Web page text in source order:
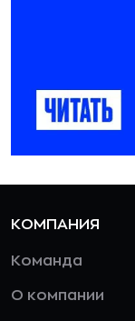
КОМПАНИЯ
Команда
О компании